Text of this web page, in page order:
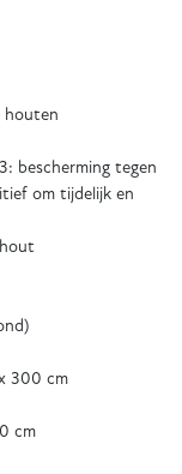
houten
bescherming tegen
om tijdelijk en
300 cm
cm